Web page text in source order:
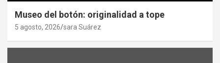
Museo del botón: originalidad a tope
5 agosto, 2026 sara Suárez